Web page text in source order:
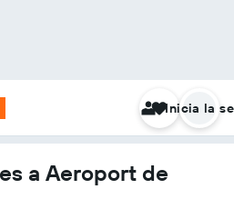
Inicia la
a Aeroport de